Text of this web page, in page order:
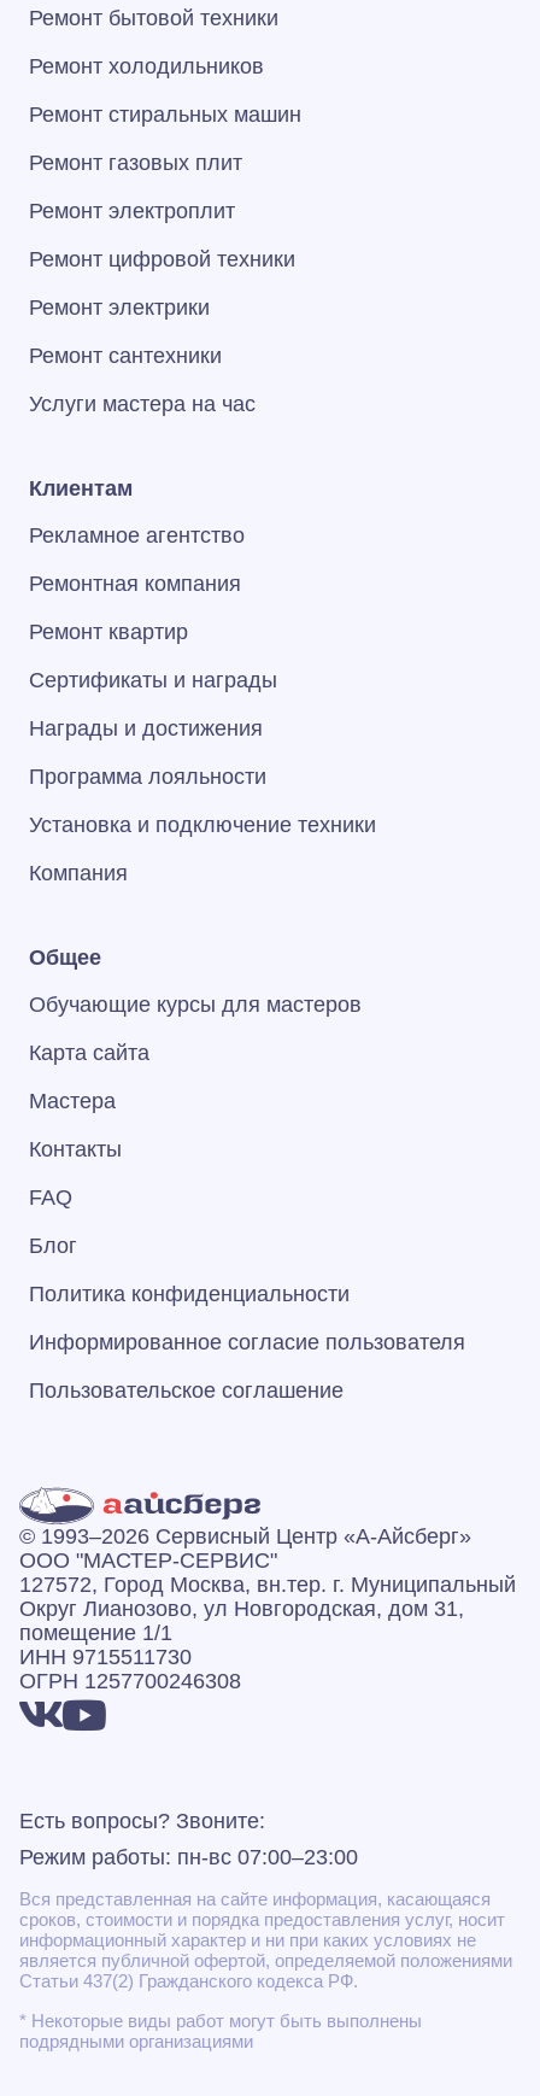
Ремонт бытовой техники
Ремонт холодильников
Ремонт стиральных машин
Ремонт газовых плит
Ремонт электроплит
Ремонт цифровой техники
Ремонт электрики
Ремонт сантехники
Услуги мастера на час
Клиентам
Рекламное агентство
Ремонтная компания
Ремонт квартир
Сертификаты и награды
Награды и достижения
Программа лояльности
Установка и подключение техники
Компания
Общее
Обучающие курсы для мастеров
Карта сайта
Мастера
Контакты
FAQ
Блог
Политика конфиденциальности
Информированное согласие пользователя
Пользовательское соглашение
© 1993–2026 Сервисный Центр «А‑Айсберг»
ООО "МАСТЕР-СЕРВИС"
127572, Город Москва, вн.тер. г. Муниципальный
Округ Лианозово, ул Новгородская, дом 31,
помещение 1/1
ИНН 9715511730
ОГРН 1257700246308
Есть вопросы? Звоните:
Режим работы: пн-вс 07:00–23:00
Вся представленная на сайте информация, касающаяся
сроков, стоимости и порядка предоставления услуг, носит
информационный характер и ни при каких условиях не
является публичной офертой, определяемой положениями
Статьи 437(2) Гражданского кодекса РФ.
* Некоторые виды работ могут быть выполнены
подрядными организациями